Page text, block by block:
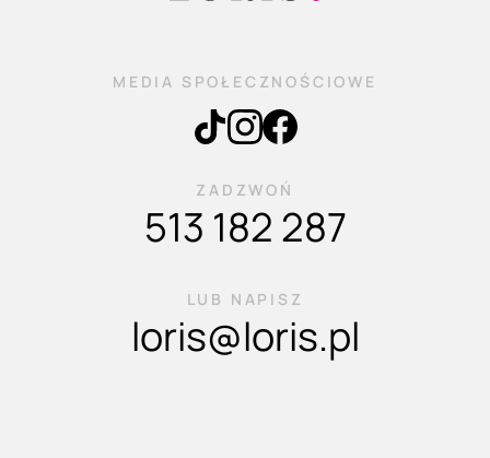
MEDIA SPOŁECZNOŚCIOWE
ZADZWOŃ
513 182 287
LUB NAPISZ
loris@loris.pl